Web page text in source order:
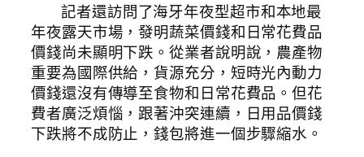
記者還訪問了海牙年夜型超市和本地最
年夜露天市場，發明蔬菜價錢和日常花費品
價錢尚未顯明下跌。從業者說明說，農產物
重要為國際供給，貨源充分，短時光內動力
價錢還沒有傳導至食物和日常花費品。但花
費者廣泛煩惱，跟著沖突連續，日用品價錢
下跌將不成防止，錢包將進一個步驟縮水。